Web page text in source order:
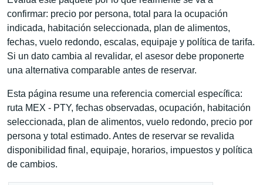
confirmar: precio por persona, total para la ocupación
indicada, habitación seleccionada, plan de alimentos,
fechas, vuelo redondo, escalas, equipaje y política de tarifa.
Si un dato cambia al revalidar, el asesor debe proponerte
una alternativa comparable antes de reservar.
Esta página resume una referencia comercial específica:
ruta MEX - PTY, fechas observadas, ocupación, habitación
seleccionada, plan de alimentos, vuelo redondo, precio por
persona y total estimado. Antes de reservar se revalida
disponibilidad final, equipaje, horarios, impuestos y política
de cambios.